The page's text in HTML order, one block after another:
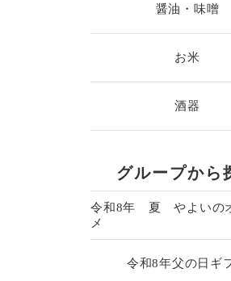
醤油・味噌
お米
酒器
グループから
令和8年 夏 やよいの
メ
令和8年父の日ギ